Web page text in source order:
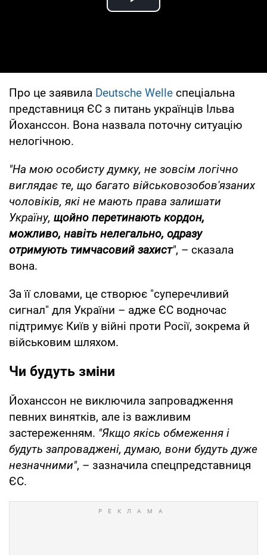
Play Video
Про це заявила Deutsche Welle спеціальна
представниця ЄС з питань українців Ільва
Йоханссон. Вона назвала поточну ситуацію
нелогічною.
"На мою особисту думку, не зовсім логічно
виглядає те, що багато військовозобов'язаних
чоловіків, які не мають права залишати
Україну, щойно перетинають кордон,
можливо, навіть нелегально, одразу
отримують тимчасовий захист", – сказала
вона.
За її словами, це створює "суперечливий
сигнал" для України – адже ЄС водночас
підтримує Київ у війні проти Росії, зокрема й
військовим шляхом.
Чи будуть зміни
Йоханссон не виключила запровадження
певних винятків, але із важливим
застереженням. "Якщо якісь обмеження і
будуть запроваджені, думаю, вони будуть дуже
незначними", – зазначила спецпредставниця
ЄС.